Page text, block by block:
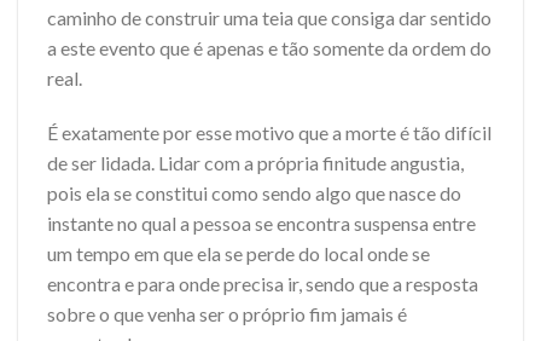
caminho de construir uma teia que consiga dar sentido
a este evento que é apenas e tão somente da ordem do
real.
É exatamente por esse motivo que a morte é tão difícil
de ser lidada. Lidar com a própria finitude angustia,
pois ela se constitui como sendo algo que nasce do
instante no qual a pessoa se encontra suspensa entre
um tempo em que ela se perde do local onde se
encontra e para onde precisa ir, sendo que a resposta
sobre o que venha ser o próprio fim jamais é